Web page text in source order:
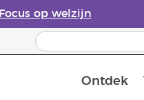
Focus op welzijn
Ontdek